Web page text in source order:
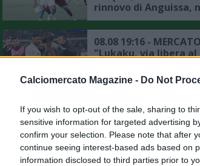
Calciomercato Magazine - Do Not
If you wish to opt-out of the sale, sharing to
sensitive information for targeted advertising
confirm your selection. Please note that after
continue seeing interest-based ads based on
information disclosed to third parties prior to
rinnovo di Anguissa,
positivi"
08.08 19:16 -
"Lukaku, via libera
presidente, ora la
Napoli"
"Lukaku si avvicina
un accordo di
avanzata tra il club
08.08 15:42 -